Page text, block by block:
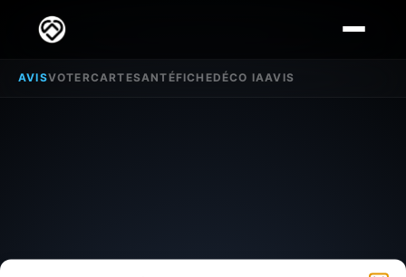
AVISVOTERCARTESANTÉFICHEDÉCO IAAVIS